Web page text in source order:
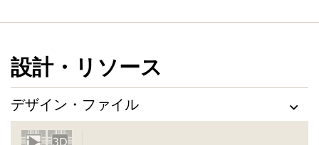
設計・リソース
デザイン・ファイル